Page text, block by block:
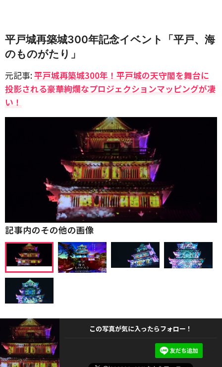
平戸城再築城300年記念イベント「平戸、海
のものがたり」
元記事:平戸城再築城300年！平戸城の天守閣を舞台に
投影される豪華絢爛なプロジェクションマッピングが凄
い！
記事内のその他の画像
この写真が気に入ったらフォロー！